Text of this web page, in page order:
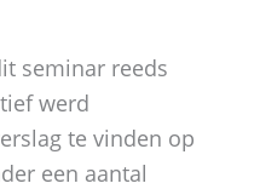
seminar reeds
werd
te vinden op
een aantal